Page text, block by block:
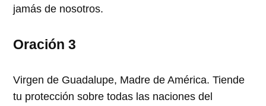
jamás de nosotros.
Oración 3
Virgen de Guadalupe, Madre de América. Tiende
tu protección sobre todas las naciones del